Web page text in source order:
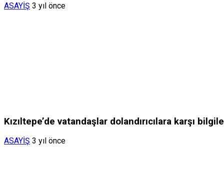
ASAYİŞ 3 yıl önce
Kızıltepe’de vatandaşlar dolandırıcılara karşı
ASAYİŞ 3 yıl önce